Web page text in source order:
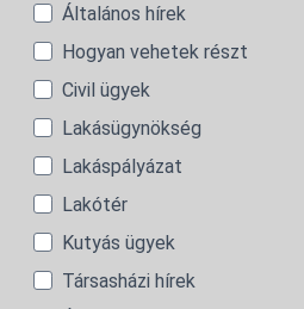
Általános hírek
Hogyan vehetek részt
Civil ügyek
Lakásügynökség
Lakáspályázat
Lakótér
Kutyás ügyek
Társasházi hírek